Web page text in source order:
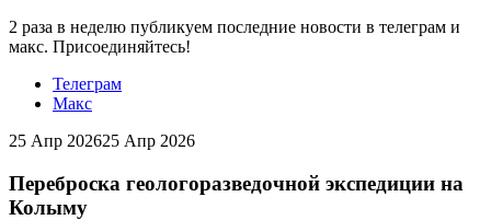
2 раза в неделю публикуем последние новости в телеграм и
макс. Присоединяйтесь!
Телеграм
Макс
25 Апр 202625 Апр 2026
Переброска геологоразведочной экспедиции на
Колыму